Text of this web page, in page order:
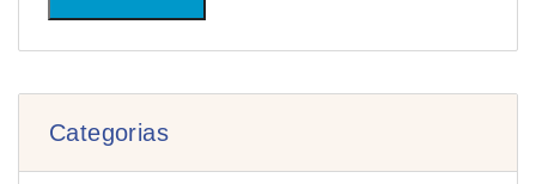
Categorias